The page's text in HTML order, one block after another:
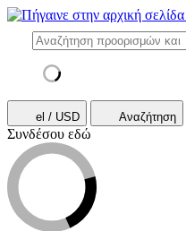
el / USD Αναζήτηση
Συνδέσου εδώ